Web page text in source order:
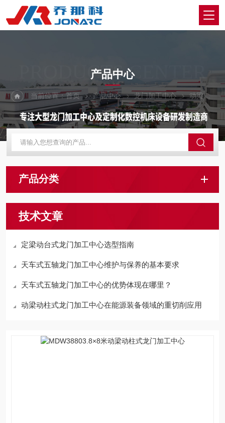
PRODUCTS CENTER
产品中心
当前位置：首页 产品中心 龙门加工中心 动梁动柱式龙门加工中心
产品分类
技术文章
定梁动台式龙门加工中心选型指南
天车式五轴龙门加工中心维护与保养的基本要求
天车式五轴龙门加工中心的优势体现在哪里？
动梁动柱式龙门加工中心在能源装备领域的重切削应用